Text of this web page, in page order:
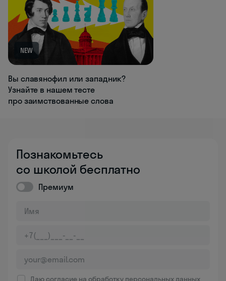
NEW
Вы славянофил или западник?
Узнайте в нашем тесте
про заимствованные слова
Познакомьтесь
со школой бесплатно
Премиум
Даю согласие на обработку персональных данных